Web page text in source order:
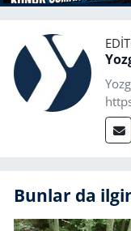
Bunlar da